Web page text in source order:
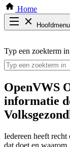
Home
Thema
Bekijk per
Typ een zoekterm in
OpenVWS
informatie
Iedereen heeft
dat doet en